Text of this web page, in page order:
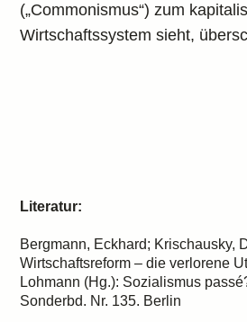
(„Commonismus“) zum
Wirtschaftssystem sieht,
Literatur:
Bergmann, Eckhard; Krischausky,
Wirtschaftsreform – die verlorene
Lohmann (Hg.): Sozialismus
Sonderbd. Nr. 135. Berlin